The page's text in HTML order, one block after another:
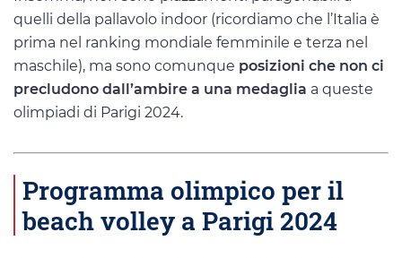
quelli della pallavolo indoor (ricordiamo che l’Italia è
prima nel ranking mondiale femminile e terza nel
maschile), ma sono comunque posizioni che non ci
precludono dall’ambire a una medaglia a queste
olimpiadi di Parigi 2024.
Programma olimpico per il
beach volley a Parigi 2024